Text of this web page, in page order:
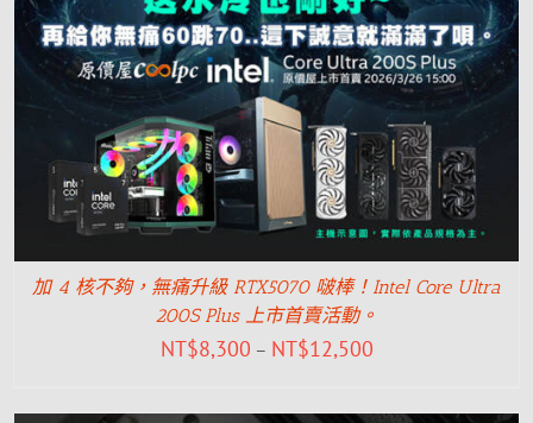
加 4 核不夠，無痛升級 RTX5070 啵棒！Intel Core Ultra
200S Plus 上市首賣活動。
NT$8,300 – NT$12,500